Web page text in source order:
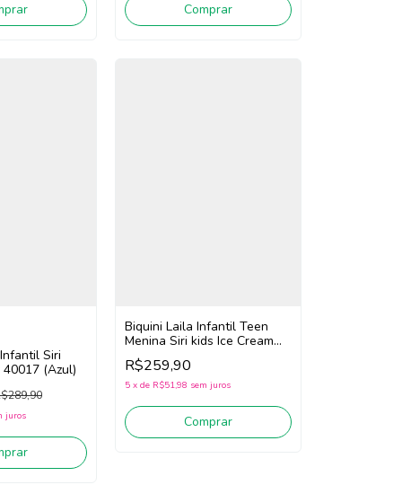
Comprar
Siri
40017 (Azul)
juros
Biquini Laila Infantil Teen
Menina Siri kids Ice Cream
43011 (Roxo)
R$259,90
5 x de R$51,98 sem juros
Comprar